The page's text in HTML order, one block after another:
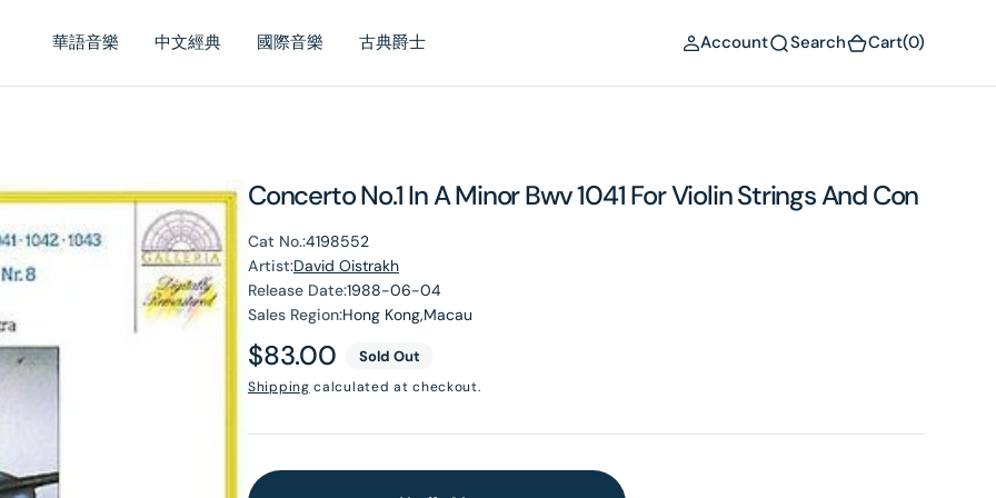
華語音樂 中文經典 國際音樂 古典爵士 Account Search Cart(0)
Concerto No.1 In A Minor Bwv 1041 For Violin Strings And Con
Cat No.:4198552
Artist:David Oistrakh
Release Date:1988-06-04
Sales Region:Hong Kong,Macau
Regular
price
$83.00 Sold Out
Shipping calculated at checkout.